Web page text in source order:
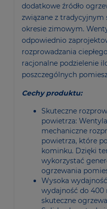
dodatkowe źródło
związane z
okresie zimowym.
odpowiednio
rozprowadzania
racjonalne podzielenie
poszczególnych
Cechy produktu:
Skuteczne
powietrza:
mechaniczne
powietrza, które
kominku. Dzięki
wykorzystać
ogrzewania
Wysoka
wydajność do
skuteczne